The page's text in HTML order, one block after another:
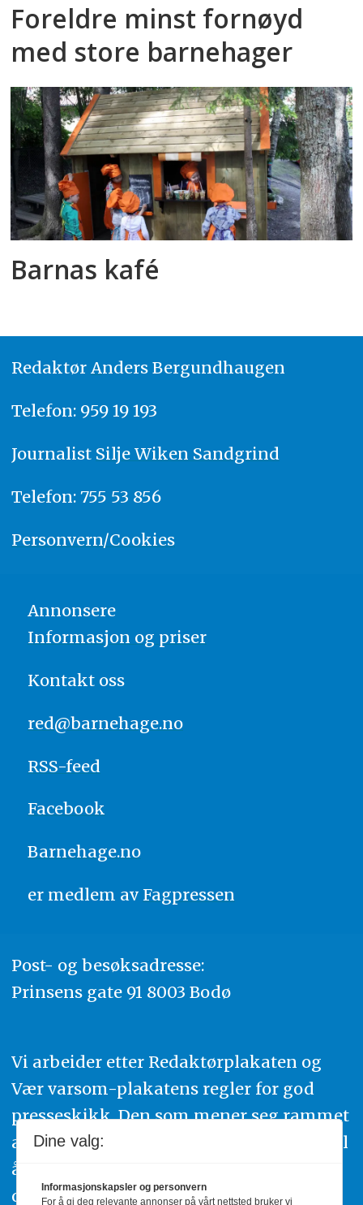
Foreldre minst fornøyd
med store barnehager
Barnas kafé
Redaktør Anders Bergundhaugen
Telefon: 959 19 193
Journalist Silje Wiken Sandgrind
Telefon: 755 53 856
Personvern/Cookies
Annonsere
Informasjon og priser
Kontakt oss
red@barnehage.no
RSS-feed
Facebook
Barnehage.no
er medlem av Fagpressen
Post- og besøksadresse:
Prinsens gate 91 8003 Bodø
Vi arbeider etter Redaktørplakaten og
Vær varsom-plakatens regler for god
presseskikk. Den som mener seg rammet
av urettmessig publisering, oppfordres til
å ta kontakt med redaksjonen. Du kan
også klage inn saker til Pressens Faglige
Dine valg:
Informasjonskapsler og personvern
For å gi deg relevante annonser på vårt nettsted bruker vi